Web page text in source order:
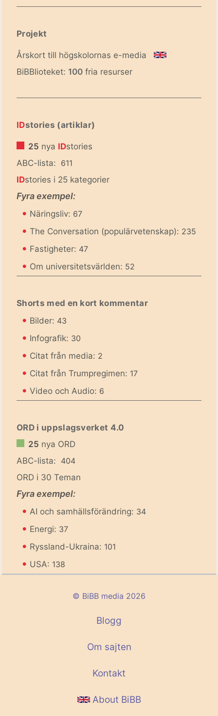
Projekt
Årskort till högskolornas e-media
BiBBlioteket: 100 fria resurser
IDstories (artiklar)
25 nya IDstories
ABC-lista: 611
IDstories i 25 kategorier
Fyra exempel:
• Näringsliv: 67
• The Conversation (populärvetenskap): 235
• Fastigheter: 47
• Om universitetsvärlden: 52
Shorts med en kort kommentar
• Bilder: 43
• Infografik: 30
• Citat från media: 2
• Citat från Trumpregimen: 17
• Video och Audio: 6
ORD i uppslagsverket 4.0
25 nya ORD
ABC-lista: 404
ORD i 30 Teman
Fyra exempel:
• AI och samhällsförändring: 34
• Energi: 37
• Ryssland-Ukraina: 101
• USA: 138
© BiBB media 2026
Blogg
Om sajten
Kontakt
About BiBB